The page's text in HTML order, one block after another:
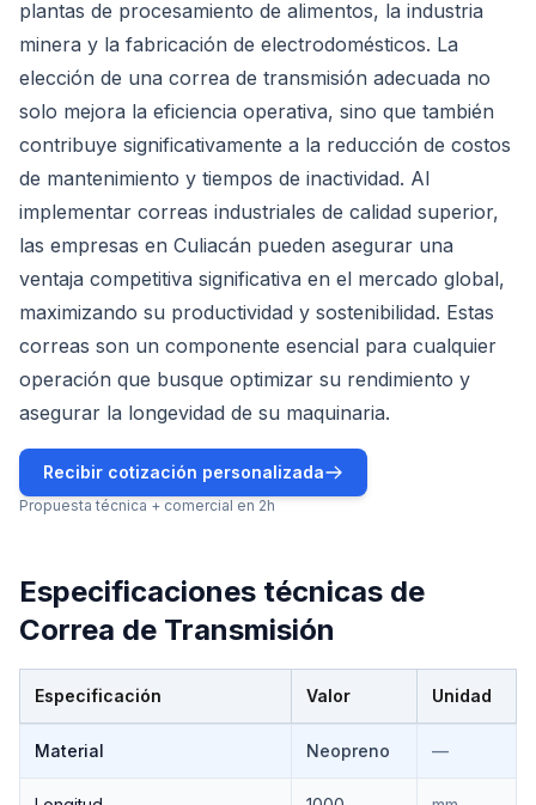
plantas de procesamiento de alimentos, la industria
minera y la fabricación de electrodomésticos. La
elección de una correa de transmisión adecuada no
solo mejora la eficiencia operativa, sino que también
contribuye significativamente a la reducción de costos
de mantenimiento y tiempos de inactividad. Al
implementar correas industriales de calidad superior,
las empresas en Culiacán pueden asegurar una
ventaja competitiva significativa en el mercado global,
maximizando su productividad y sostenibilidad. Estas
correas son un componente esencial para cualquier
operación que busque optimizar su rendimiento y
asegurar la longevidad de su maquinaria.
Recibir cotización personalizada
Propuesta técnica + comercial en 2h
Especificaciones técnicas de
Correa de Transmisión
Especificación Valor Unidad
Material Neopreno —